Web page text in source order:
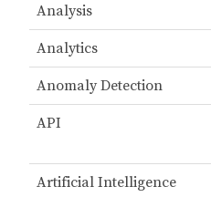
Analysis
Analytics
Anomaly Detection
API
Artificial Intelligence